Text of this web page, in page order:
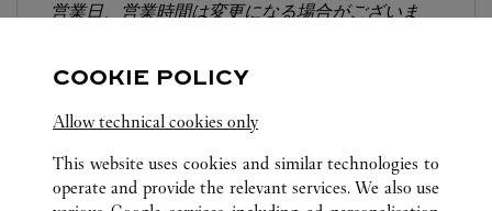
営業日、営業時間は変更になる場合がございま
電話での作品のお取置きは承っておりません。
COOKIE POLICY
Allow technical cookies only
This website uses cookies and similar technologies to
operate and provide the relevant services. We also use